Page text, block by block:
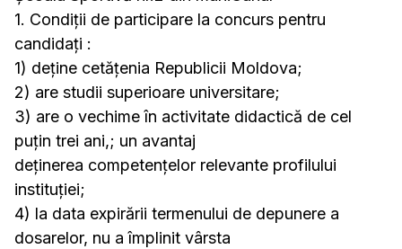
1. Condiţii de participare la concurs pentru
candidaţi :
1) deține cetățenia Republicii Moldova;
2) are studii superioare universitare;
3) are o vechime în activitate didactică de cel
puțin trei ani,; un avantaj
deținerea competențelor relevante profilului
instituției;
4) la data expirării termenului de depunere a
dosarelor, nu a împlinit vârsta